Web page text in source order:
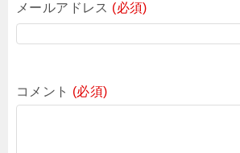
メールアドレス (必須)
コメント (必須)